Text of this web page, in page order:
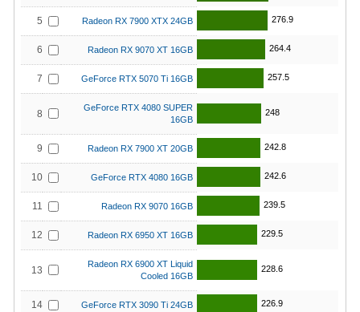
5 Radeon RX 7900 XTX 24GB 276.9
6 Radeon RX 9070 XT 16GB 264.4
7 GeForce RTX 5070 Ti 16GB 257.5
8
GeForce RTX 4080 SUPER
16GB
248
9 Radeon RX 7900 XT 20GB 242.8
10 GeForce RTX 4080 16GB 242.6
11 Radeon RX 9070 16GB 239.5
12 Radeon RX 6950 XT 16GB 229.5
13
Radeon RX 6900 XT Liquid
Cooled 16GB
228.6
14 GeForce RTX 3090 Ti 24GB 226.9